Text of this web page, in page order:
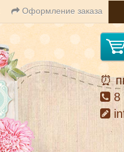
Оформление заказа
⏰
8